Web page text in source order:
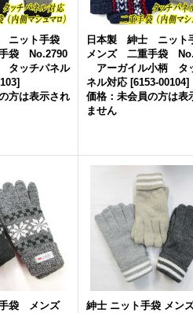
ニット手袋
袋 No.2790
ッチパネル
]
方は表示され
日本製 紳士 ニット
メンズ 二重手袋
アーガイル小柄 タ
ネル対応 [6153-00104]
価格：未会員の方は表
ません
袋 メンズ
紳士 ニット手袋 メン